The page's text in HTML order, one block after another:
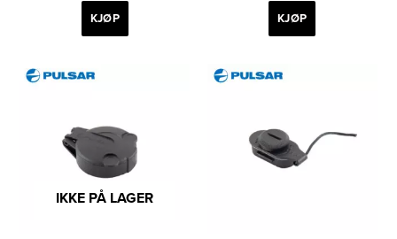
KJØP KJØP
IKKE PÅ LAGER